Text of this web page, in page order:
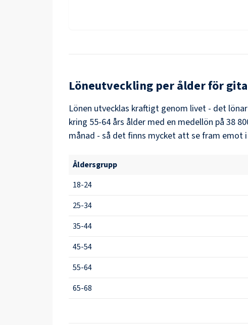
Löneutveckling per ålder för
Lönen utvecklas kraftigt genom livet - det
kring 55-64 års ålder med en medellön på 38
månad - så det finns mycket att se fram emot
Åldersgrupp
18-24
25-34
35-44
45-54
55-64
65-68